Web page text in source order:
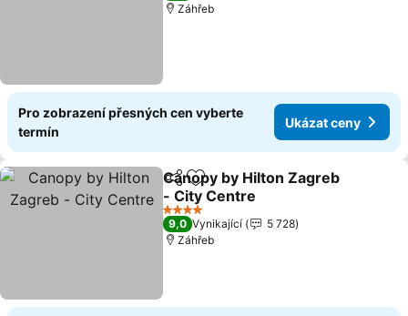
Záhřeb
Pro zobrazení přesných cen vyberte
termín
Ukázat ceny
SdíletPřidat na seznam oblíbených
Canopy by Hilton Zagreb
- City Centre
Ukázat ceny
4 Počet hvězdiček
9,0 Vynikající
5 728
Záhřeb